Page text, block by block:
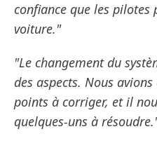
confiance que les
voiture."
"Le changement du
des aspects. Nous
points à corriger, et il
quelques-uns à